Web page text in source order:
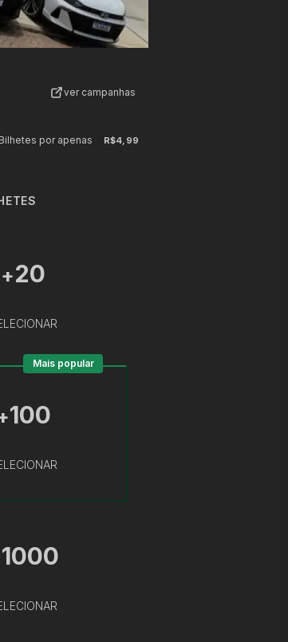
ver campanhas
Bilhetes por apenas R$4,99
+20
100
Mais popular
1000